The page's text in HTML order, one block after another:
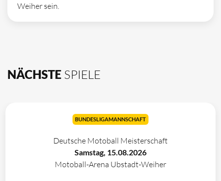
Weiher sein.
NÄCHSTE SPIELE
BUNDESLIGAMANNSCHAFT
Deutsche Motoball Meisterschaft
Samstag, 15.08.2026
Motoball-Arena Ubstadt-Weiher